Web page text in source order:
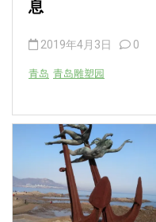
息
2019年4月3日 0
青岛 青岛雕塑园